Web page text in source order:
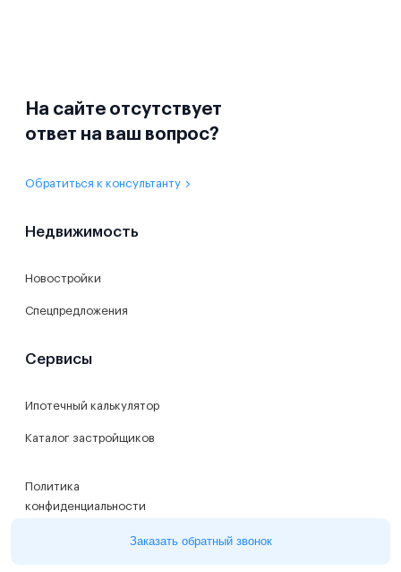
Заказать обратный звонок
На сайте отсутствует
ответ на ваш вопрос?
Обратиться к консультанту
Недвижимость
Новостройки
Спецпредложения
Сервисы
Ипотечный калькулятор
Каталог застройщиков
Политика
конфиденциальности
Пользовательское